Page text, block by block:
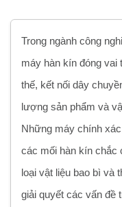
Trong ngành công
máy hàn kín đóng vai
thế, kết nối dây
lượng sản phẩm và
Những máy chính
các mối hàn kín chắc
loại vật liệu bao bì và
giải quyết các vấn đề